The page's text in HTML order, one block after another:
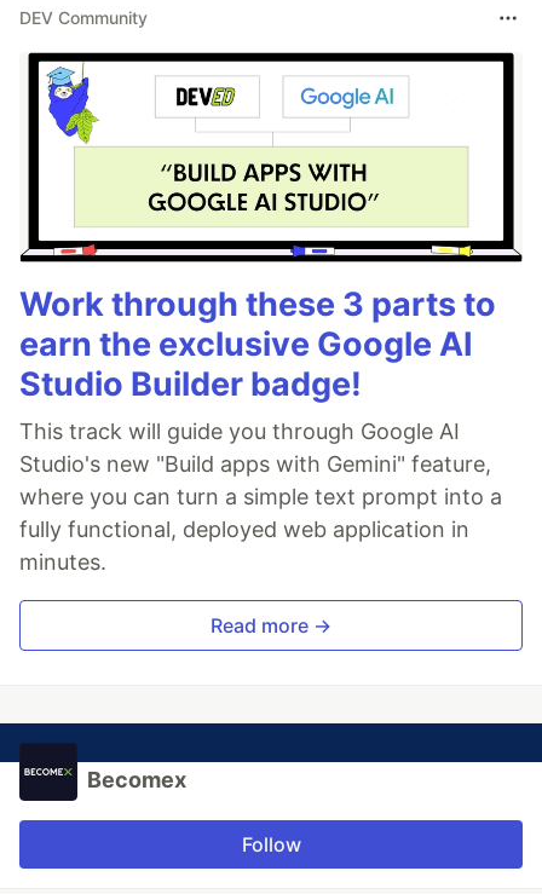
DEV Community
Work through these 3 parts to
earn the exclusive Google AI
Studio Builder badge!
This track will guide you through Google AI
Studio's new "Build apps with Gemini" feature,
where you can turn a simple text prompt into a
fully functional, deployed web application in
minutes.
Read more →
Becomex
Follow